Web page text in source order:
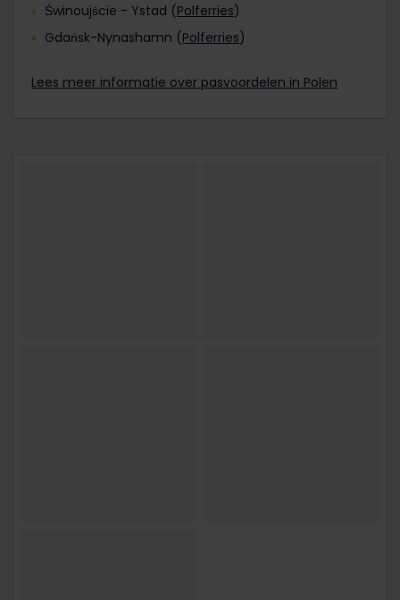
Świnoujście - Ystad (Polferries)
Gdańsk-Nynashamn (Polferries)
Lees meer informatie over pasvoordelen in Polen